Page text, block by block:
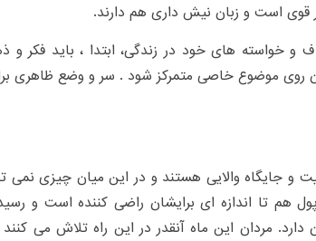
قوی است و زبان نیش داری هم دارند.
و خواسته های خود در زندگی، ابتدا ، باید فکر و
موضوع خاصی متمرکز شود . سر و وضع ظاهری
جایگاه والایی هستند و در این میان چیزی نمی
هم تا اندازه ای برایشان راضی کننده است و
دارد. مردان این ماه آنقدر در این راه تلاش می کنند